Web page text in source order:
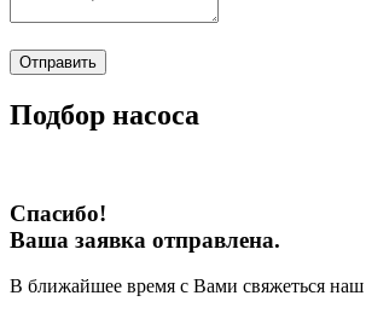
Отправить
Подбор насоса
Спасибо!
Ваша заявка отправлена.
В ближайшее время с Вами свяжеться наш